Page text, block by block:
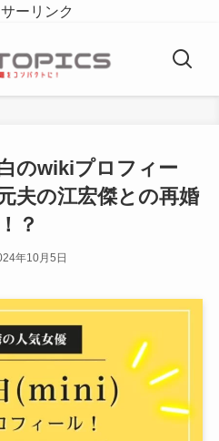
ーリンク
のwikiプロフィー
夫の江宏傑との再婚
？
年10月5日